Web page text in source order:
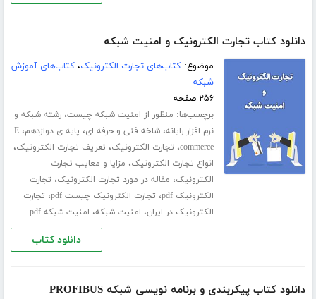
دانلود کتاب تجارت الکترونیک و امنیت شبکه
موضوع:کتاب‌های تجارت الکترونیک،کتاب‌های آموزش
شبکه
۲۵۶ صفحه
برچسب‌ها: منظور از امنیت شبکه چیست،رشته شبکه و
نرم افزار رایانه،شاخه فنی و حرفه ای، پایه ی دوازدهم،E
commerce، تجارت الکترونیک، تعریف تجارت الکترونیک،
انواع تجارت الکترونیک، مزایا و معایب تجارت
الکترونیک، مقاله در مورد تجارت الکترونیک، تجارت
الکترونیک pdf
، تجارت الکترونیک چیست pdf ، تجارت
الکترونیک در ایران، امنیت شبکه، امنیت شبکه pdf
دانلود کتاب
دانلود کتاب پیکربندی و برنامه نویسی شبکه PROFIBUS